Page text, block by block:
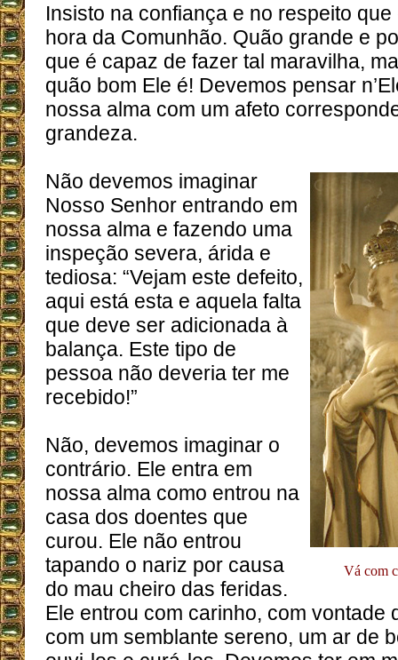
Insisto na confiança e no respeito
hora da Comunhão. Quão grande e
que é capaz de fazer tal maravilha,
quão bom Ele é! Devemos pensar
nossa alma com um afeto
grandeza.
Vá com
Não devemos imaginar
Nosso Senhor entrando em
nossa alma e fazendo uma
inspeção severa, árida e
tediosa: “Vejam este defeito,
aqui está esta e aquela falta
que deve ser adicionada à
balança. Este tipo de
pessoa não deveria ter me
recebido!”
Não, devemos imaginar o
contrário. Ele entra em
nossa alma como entrou na
casa dos doentes que
curou. Ele não entrou
tapando o nariz por causa
do mau cheiro das feridas.
Ele entrou com carinho, com vontade
com um semblante sereno, um ar de